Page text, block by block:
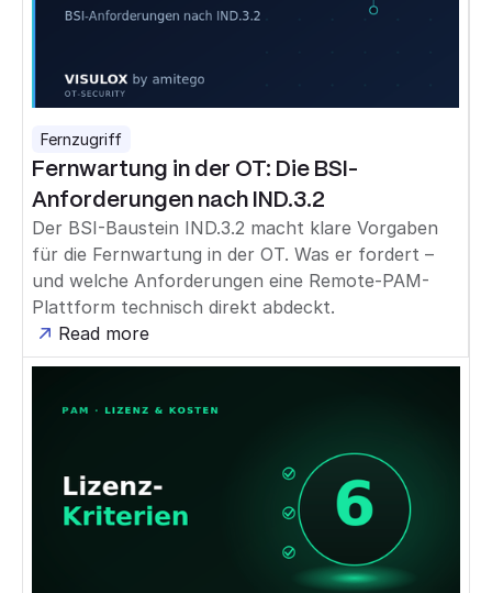
Fernzugriff
Fernwartung in der OT: Die BSI-
Anforderungen nach IND.3.2
Der BSI-Baustein IND.3.2 macht klare Vorgaben
für die Fernwartung in der OT. Was er fordert –
und welche Anforderungen eine Remote-PAM-
Plattform technisch direkt abdeckt.
Read more